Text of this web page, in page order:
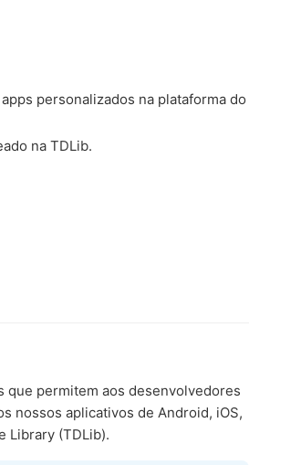
personalizados na plataforma do
na TDLib.
que permitem aos desenvolvedores
nossos aplicativos de Android, iOS,
Library (TDLib).